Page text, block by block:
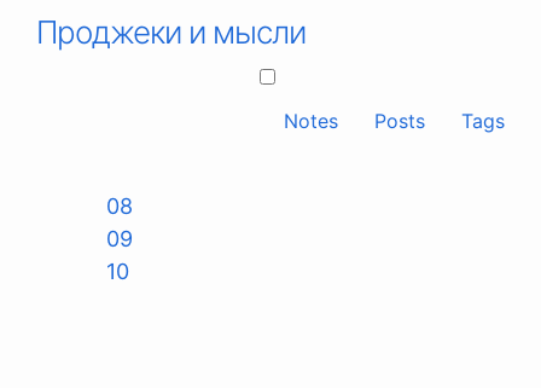
Проджеки и мысли
Notes Posts Tags
08
09
10